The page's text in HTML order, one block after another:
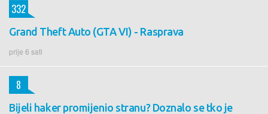
Grand Theft Auto (GTA VI) - Rasprava
prije 6 sati
332
Bijeli haker promijenio stranu? Doznalo se tko je
8